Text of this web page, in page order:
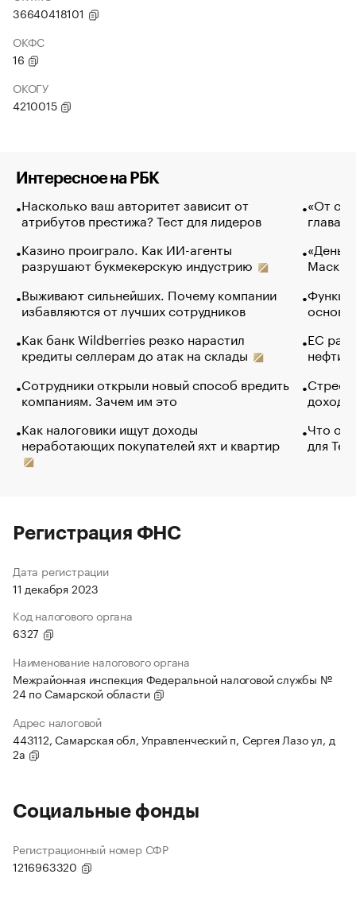
36640418101
ОКФС
16
ОКОГУ
4210015
Интересное на РБК
Насколько ваш авторитет зависит от
атрибутов престижа? Тест для лидеров
Казино проиграло. Как ИИ-агенты
разрушают букмекерскую индустрию
Выживают сильнейших. Почему компании
избавляются от лучших сотрудников
Как банк Wildberries резко нарастил
кредиты селлерам до атак на склады
Сотрудники открыли новый способ вредить
компаниям. Зачем им это
Как налоговики ищут доходы
неработающих покупателей яхт и квартир
«От
глава
Маск в
основ
ЕС
нефти
Что
для
Регистрация ФНС
Дата регистрации
11 декабря 2023
Код налогового органа
6327
Наименование налогового органа
Межрайонная инспекция Федеральной налоговой службы №
24 по Самарской области
Адрес налоговой
443112, Самарская обл, Управленческий п, Сергея Лазо ул, д
2а
Социальные фонды
Регистрационный номер СФР
1216963320